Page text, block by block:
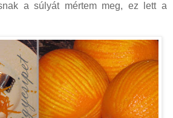
a súlyát mértem meg, ez lett a